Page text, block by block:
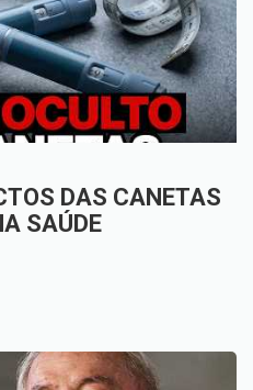
DAS CANETAS
SAÚDE